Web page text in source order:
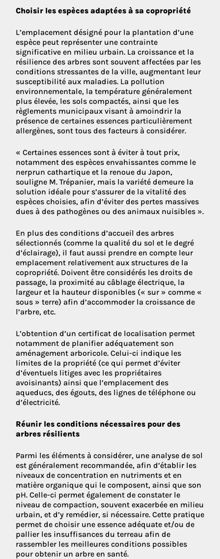
Choisir les espèces adaptées à sa copropriété
L’emplacement désigné pour la plantation d’une
espèce peut représenter une contrainte
significative en milieu urbain. La croissance et la
résilience des arbres sont souvent affectées par les
conditions stressantes de la ville, augmentant leur
susceptibilité aux maladies. La pollution
environnementale, la température généralement
plus élevée, les sols compactés, ainsi que les
règlements municipaux visant à amoindrir la
présence de certaines essences particulièrement
allergènes, sont tous des facteurs à considérer.
« Certaines essences sont à éviter à tout prix,
notamment des espèces envahissantes comme le
nerprun cathartique et la renoue du Japon,
souligne M. Trépanier, mais la variété demeure la
solution idéale pour s’assurer de la vitalité des
espèces choisies, afin d’éviter des pertes massives
dues à des pathogènes ou des animaux nuisibles ».
En plus des conditions d’accueil des arbres
sélectionnés (comme la qualité du sol et le degré
d’éclairage), il faut aussi prendre en compte leur
emplacement relativement aux structures de la
copropriété. Doivent être considérés les droits de
passage, la proximité au câblage électrique, la
largeur et la hauteur disponibles (« sur » comme «
sous » terre) afin d’accommoder la croissance de
l’arbre, etc.
L’obtention d’un certificat de localisation permet
notamment de planifier adéquatement son
aménagement arboricole. Celui-ci indique les
limites de la propriété (ce qui permet d’éviter
d’éventuels litiges avec les propriétaires
avoisinants) ainsi que l’emplacement des
aqueducs, des égouts, des lignes de téléphone ou
d’électricité.
Réunir les conditions nécessaires pour des
arbres résilients
Parmi les éléments à considérer, une analyse de sol
est généralement recommandée, afin d’établir les
niveaux de concentration en nutriments et en
matière organique qui le composent, ainsi que son
pH. Celle-ci permet également de constater le
niveau de compaction, souvent exacerbée en milieu
urbain, et d’y remédier, si nécessaire. Cette pratique
permet de choisir une essence adéquate et/ou de
pallier les insuffisances du terreau afin de
rassembler les meilleures conditions possibles
pour obtenir un arbre en santé.